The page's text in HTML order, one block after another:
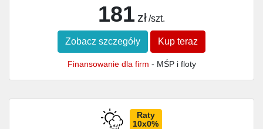
181 zł /szt.
Zobacz szczegóły Kup teraz
Finansowanie dla firm - MŚP i floty
Raty
10x0%